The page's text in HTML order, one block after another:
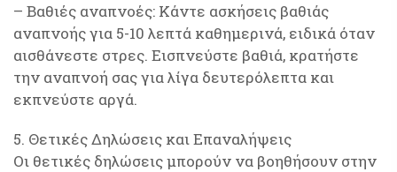
– Βαθιές αναπνοές: Κάντε ασκήσεις βαθιάς
αναπνοής για 5-10 λεπτά καθημερινά, ειδικά όταν
αισθάνεστε στρες. Εισπνεύστε βαθιά, κρατήστε
την αναπνοή σας για λίγα δευτερόλεπτα και
εκπνεύστε αργά.
5. Θετικές Δηλώσεις και Επαναλήψεις
Οι θετικές δηλώσεις μπορούν να βοηθήσουν στην